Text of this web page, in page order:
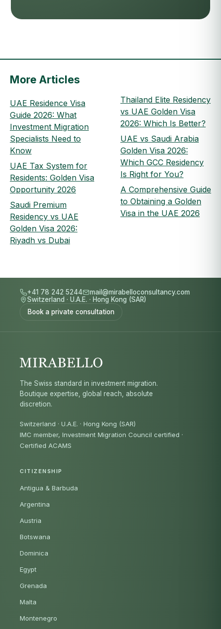
More Articles
UAE Residence Visa
Guide 2026: What
Investment Migration
Specialists Need to
Know
UAE Tax System for
Residents: Golden Visa
Opportunity 2026
Saudi Premium
Residency vs UAE
Golden Visa 2026:
Riyadh vs Dubai
Thailand Elite Residency
vs UAE Golden Visa
2026: Which Is Better?
UAE vs Saudi Arabia
Golden Visa 2026:
Which GCC Residency
Is Right for You?
A Comprehensive Guide
to Obtaining a Golden
Visa in the UAE 2026
+41 78 242 5244
mail@mirabelloconsultancy.com
Switzerland · U.A.E. · Hong Kong (SAR)
Book a private consultation
The Swiss standard in investment migration.
Boutique expertise, global reach, absolute
discretion.
Switzerland · U.A.E. · Hong Kong (SAR)
IMC member, Investment Migration Council certified ·
Certified ACAMS
CITIZENSHIP
Antigua & Barbuda
Argentina
Austria
Botswana
Dominica
Egypt
Grenada
Malta
Montenegro